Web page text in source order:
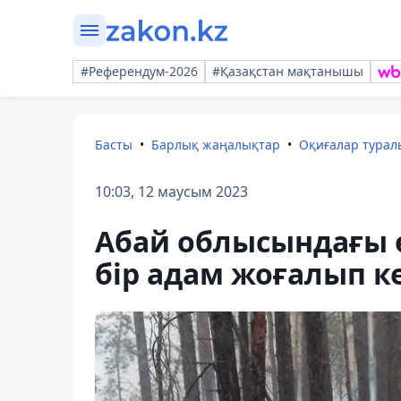
#Референдум-2026 #Қазақстан мақтанышы
Басты Барлық жаңалықтар Оқиғалар
10:03, 12 маусым 2023
Абай облысындағы
бір адам жоғалып